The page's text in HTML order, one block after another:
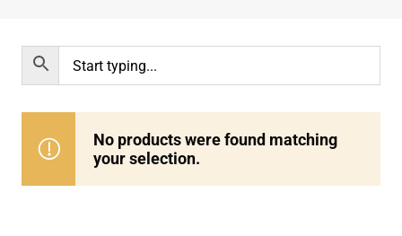
No products were found matching
your selection.